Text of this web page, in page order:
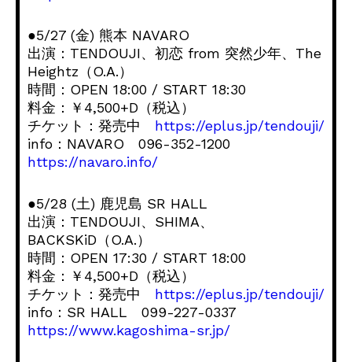
●5/27 (金) 熊本 NAVARO
出演：TENDOUJI、初恋 from 突然少年、The
Heightz（O.A.）
時間：OPEN 18:00 / START 18:30
料金：￥4,500+D（税込）
チケット：発売中 https://eplus.jp/tendouji/
info：NAVARO 096-352-1200
https://navaro.info/
●5/28 (土) 鹿児島 SR HALL
出演：TENDOUJI、SHIMA、
BACKSKiD（O.A.）
時間：OPEN 17:30 / START 18:00
料金：￥4,500+D（税込）
チケット：発売中 https://eplus.jp/tendouji/
info：SR HALL 099-227-0337
https://www.kagoshima-sr.jp/